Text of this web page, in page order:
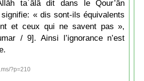
taʿâlâ dit dans le Qour’ân
« dis sont-ils équivalents
et ceux qui ne savent pas »,
/ 9]. Ainsi l’ignorance n’est
?p=210